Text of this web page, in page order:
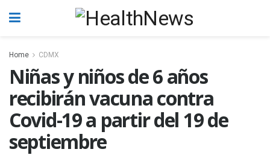
Home CDMX
Niñas y niños de 6 años
recibirán vacuna contra
Covid-19 a partir del 19 de
septiembre